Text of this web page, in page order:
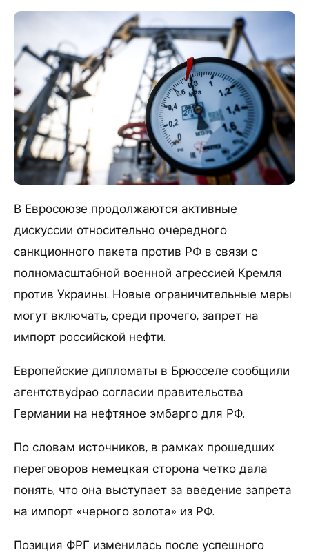
В Евросоюзе продолжаются активные
дискуссии относительно очередного
санкционного пакета против РФ в связи с
полномасштабной военной агрессией Кремля
против Украины. Новые ограничительные меры
могут включать, среди прочего, запрет на
импорт российской нефти.
Европейские дипломаты в Брюсселе сообщили
агентствуdpaо согласии правительства
Германии на нефтяное эмбарго для РФ.
По словам источников, в рамках прошедших
переговоров немецкая сторона четко дала
понять, что она выступает за введение запрета
на импорт «черного золота» из РФ.
Позиция ФРГ изменилась после успешного